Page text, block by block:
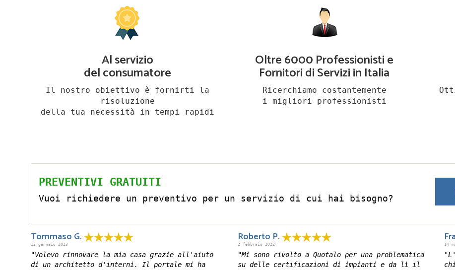
Al servizio
del consumatore
Il nostro obiettivo è fornirti la
risoluzione
della tua necessità in tempi rapidi
Oltre 6000 Professionisti e
Fornitori di Servizi in Italia
Ricerchiamo costantemente
i migliori professionisti
PREVENTIVI GRATUITI
Vuoi richiedere un preventivo per un servizio di cui hai bisogno?
Tommaso G.
12 gennaio 2023
"Volevo rinnovare la mia casa grazie all'aiuto
di un architetto d'interni. Il portale mi ha
Roberto P.
2 febbraio 2022
"Mi sono rivolto a Quotalo per una problematica
su delle certificazioni di impianti e da lì il
14